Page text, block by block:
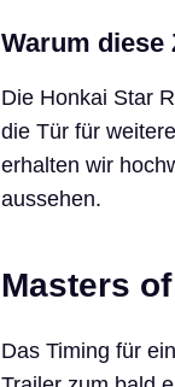
Warum
Die Honkai Star
die Tür für
erhalten wir
aussehen.
Masters
Das Timing für